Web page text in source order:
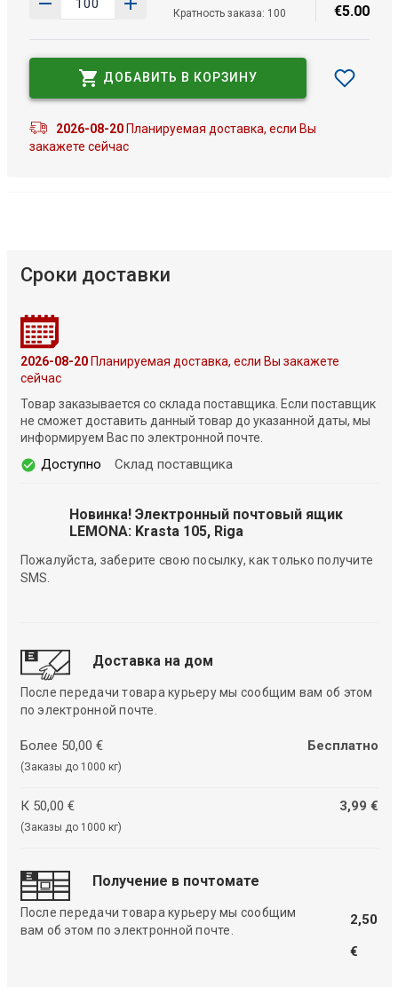
Кратность заказа: 100
€5.00
ДОБАВИТЬ В КОРЗИНУ
2026-08-20Планируемая доставка, если Вы
закажете сейчас
Сроки доставки
2026-08-20Планируемая доставка, если Вы закажете
сейчас
Товар заказывается со склада поставщика. Если поставщик
не сможет доставить данный товар до указанной даты, мы
информируем Вас по электронной почте.
Доступно Склад поставщика
Новинка! Электронный почтовый ящик
LEMONA: Krasta 105, Riga
Пожалуйста, заберите свою посылку, как только получите
SMS.
Доставка на дом
После передачи товара курьеру мы сообщим вам об этом
по электронной почте.
Более 50,00 €
(Заказы до 1000 кг)
Бесплатно
К 50,00 €
(Заказы до 1000 кг)
3,99 €
Получение в почтомате
После передачи товара курьеру мы сообщим
вам об этом по электронной почте.
2,50
€